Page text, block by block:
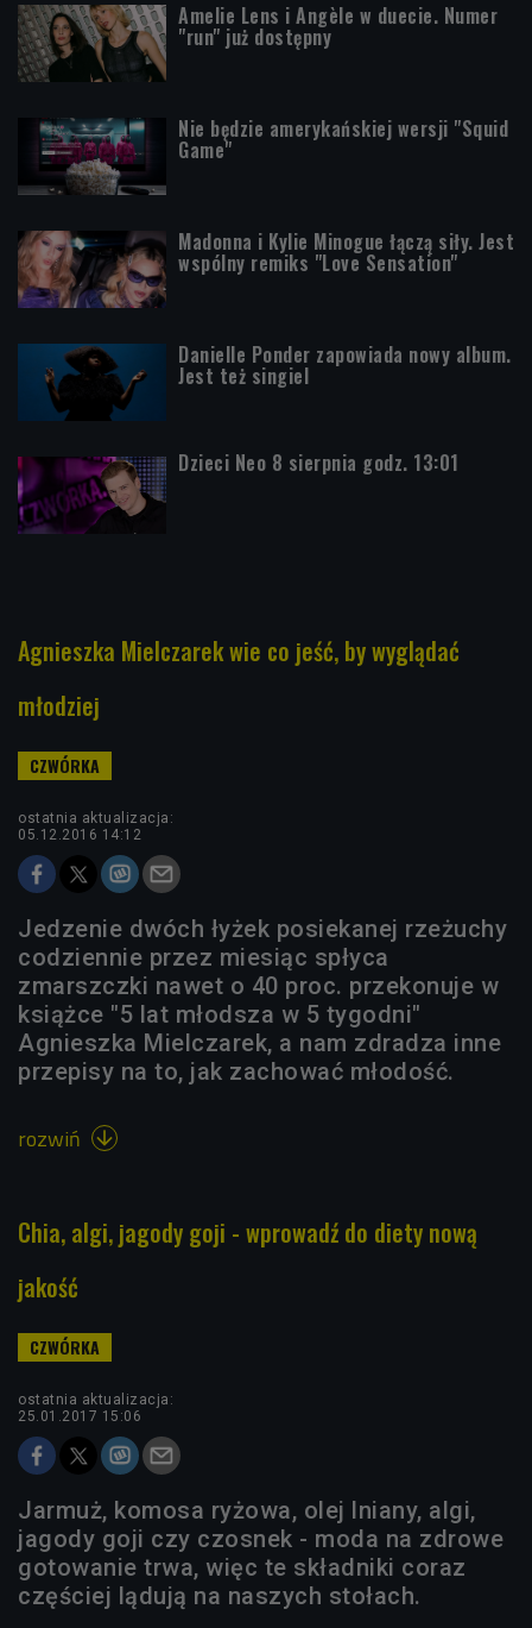
Amelie Lens i Angèle w duecie. Numer
"run" już dostępny
Nie będzie amerykańskiej wersji "Squid
Game"
Madonna i Kylie Minogue łączą siły. Jest
wspólny remiks "Love Sensation"
Danielle Ponder zapowiada nowy album.
Jest też singiel
Dzieci Neo 8 sierpnia godz. 13:01
Agnieszka Mielczarek wie co jeść, by wyglądać
młodziej
ostatnia aktualizacja:
05.12.2016 14:12
Jedzenie dwóch łyżek posiekanej rzeżuchy
codziennie przez miesiąc spłyca
zmarszczki nawet o 40 proc. przekonuje w
książce "5 lat młodsza w 5 tygodni"
Agnieszka Mielczarek, a nam zdradza inne
przepisy na to, jak zachować młodość.
rozwiń 
Chia, algi, jagody goji - wprowadź do diety nową
jakość
ostatnia aktualizacja:
25.01.2017 15:06
Jarmuż, komosa ryżowa, olej lniany, algi,
jagody goji czy czosnek - moda na zdrowe
gotowanie trwa, więc te składniki coraz
częściej lądują na naszych stołach.